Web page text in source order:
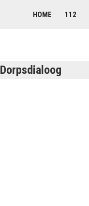
HOME 112
Dorpsdialoog